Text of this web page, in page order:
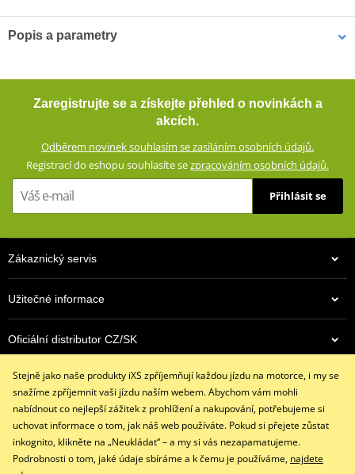
Popis a parametry
Motorkářské kalhoty se vzhledem business leasure, které můžete
nosit celý den v práci a po práci sednout na motorku a vyrazit na
Chrániče a kevlarová tkanina zajistí bezpečnosti při jízdě na
motocyklu.
Přiléhavý střih
Na impaktních plochách zesílené aramidovou tkaninou s
vysokou odolností proti prodření (60% Aramid (Kevlar®) and
40% Polyester)
Výškově nastavitelné chrániče (vyjímatelné, certifikované podle
normy CE)
Komfortní podšívka (100% polyester)
5 kapes (2 boční kapsy, 2 zadní kapsy, 1 kapsička na mince
PDF size chart GMS
PDF GMS SIZE
PDF GMS SIZES
Zaregistrujte se a získejte přehled o novinkách a
akcích.
Odběrem novinek souhlasím se zasíláním osobních údajů.
Registrací do eshopu souhlasíte sezpracováním osobních údajů.
Přihlásit se
Zákaznický servis
Užitečné informace
Oficiální distributor CZ/SK
Kontaktujte nás
info@ixs-motopoint.cz
Po - Pá (8:00 - 16:30)
Stejně jako naše produkty iXS zpříjemňují každou jízdu na motorce, i my se
snažíme zpříjemnit vaši jízdu naším webem. Abychom vám mohli
nabídnout co nejlepší zážitek z prohlížení a nakupování, potřebujeme si
uchovat informace o tom, jak náš web používáte. Pokud si přejete zůstat
inkognito, klikněte na „Neukládat“ – a my si vás nezapamatujeme.
Podrobnosti o tom, jaké údaje sbíráme a k čemu je používáme, najdete